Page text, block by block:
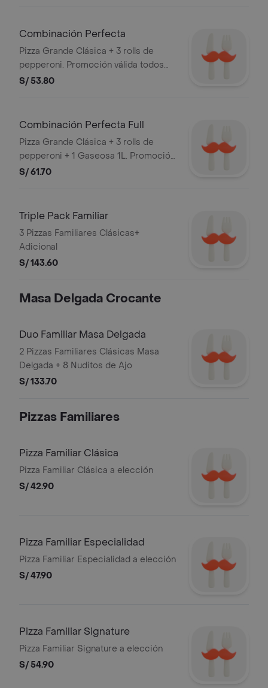
CORPORACION PERUANA DE
20505897812
Combinación Perfecta
Pizza Grande Clásica + 3 rolls de
pepperoni. Promoción válida todos
los días o hasta agotar stock. Stock
RAZON SOCIAL: CORPORACION
RUC: 20505897812
S/ 53.80
Combinación Perfecta Full
Pizza Grande Clásica + 3 rolls de
pepperoni + 1 Gaseosa 1L. Promoción
válida todos los días o hasta agotar
promociones. RAZON SOCIAL:
CORPORACION PERUANA DE
RESTAURANTES S.A.C. RUC:
20505897812
S/ 61.70
Triple Pack Familiar
3 Pizzas Familiares Clásicas+
Adicional
S/ 143.60
Masa Delgada Crocante
Duo Familiar Masa Delgada
2 Pizzas Familiares Clásicas Masa
Delgada + 8 Nuditos de Ajo
S/ 133.70
Pizzas Familiares
Pizza Familiar Clásica
Pizza Familiar Clásica a elección
S/ 42.90
Pizza Familiar Especialidad
Pizza Familiar Especialidad a elección
S/ 47.90
Pizza Familiar Signature
Pizza Familiar Signature a elección
S/ 54.90